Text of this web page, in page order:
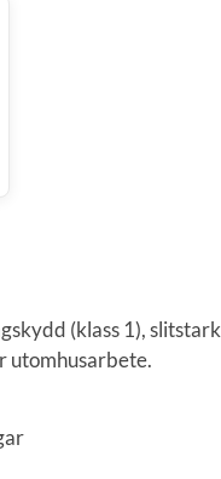
(klass 1), slitstark
utomhusarbete.